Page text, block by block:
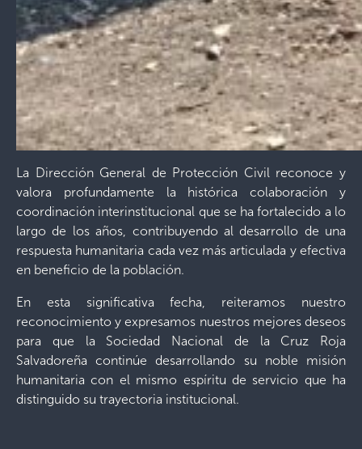
La Dirección General de Protección Civil reconoce y
valora profundamente la histórica colaboración y
coordinación interinstitucional que se ha fortalecido a lo
largo de los años, contribuyendo al desarrollo de una
respuesta humanitaria cada vez más articulada y efectiva
en beneficio de la población.
En esta significativa fecha, reiteramos nuestro
reconocimiento y expresamos nuestros mejores deseos
para que la Sociedad Nacional de la Cruz Roja
Salvadoreña continúe desarrollando su noble misión
humanitaria con el mismo espíritu de servicio que ha
distinguido su trayectoria institucional.